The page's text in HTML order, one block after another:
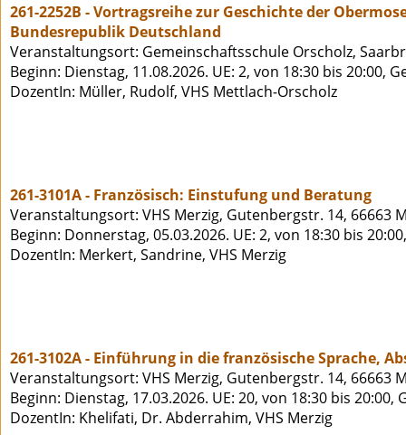
261-2252B - Vortragsreihe zur Geschichte der
Bundesrepublik Deutschland
Veranstaltungsort: Gemeinschaftsschule Orscholz,
Beginn: Dienstag, 11.08.2026. UE: 2, von 18:30 bis 20:00,
DozentIn: Müller, Rudolf, VHS Mettlach-Orscholz
261-3101A - Französisch: Einstufung und Beratung
Veranstaltungsort: VHS Merzig, Gutenbergstr. 14, 66663
Beginn: Donnerstag, 05.03.2026. UE: 2, von 18:30 bis
DozentIn: Merkert, Sandrine, VHS Merzig
261-3102A - Einführung in die französische Sprache,
Veranstaltungsort: VHS Merzig, Gutenbergstr. 14, 66663
Beginn: Dienstag, 17.03.2026. UE: 20, von 18:30 bis 20:00,
DozentIn: Khelifati, Dr. Abderrahim, VHS Merzig